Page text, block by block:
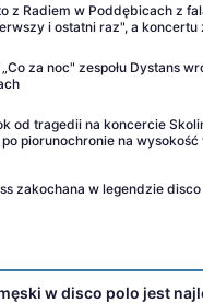
z Radiem w Poddębicach z
i ostatni raz", a koncertu
za noc" zespołu Dystans
od tragedii na koncercie
po piorunochronie na
zakochana w legendzie disco
w disco polo jest